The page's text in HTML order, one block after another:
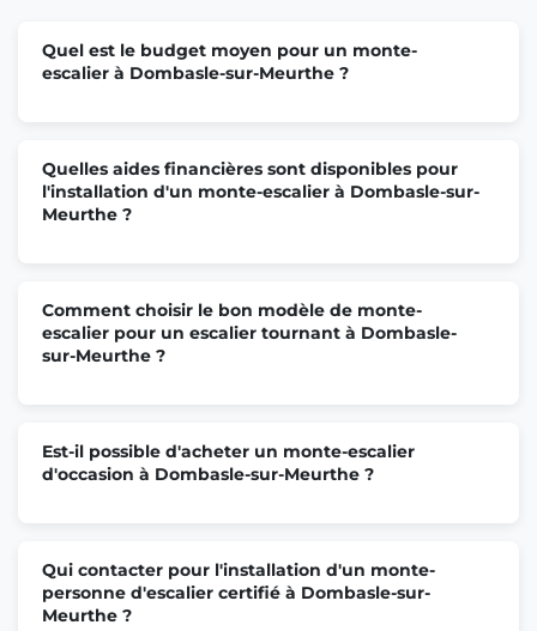
Quel est le budget moyen pour un monte-
escalier à Dombasle-sur-Meurthe ?
Quelles aides financières sont disponibles pour
l'installation d'un monte-escalier à Dombasle-sur-
Meurthe ?
Comment choisir le bon modèle de monte-
escalier pour un escalier tournant à Dombasle-
sur-Meurthe ?
Est-il possible d'acheter un monte-escalier
d'occasion à Dombasle-sur-Meurthe ?
Qui contacter pour l'installation d'un monte-
personne d'escalier certifié à Dombasle-sur-
Meurthe ?